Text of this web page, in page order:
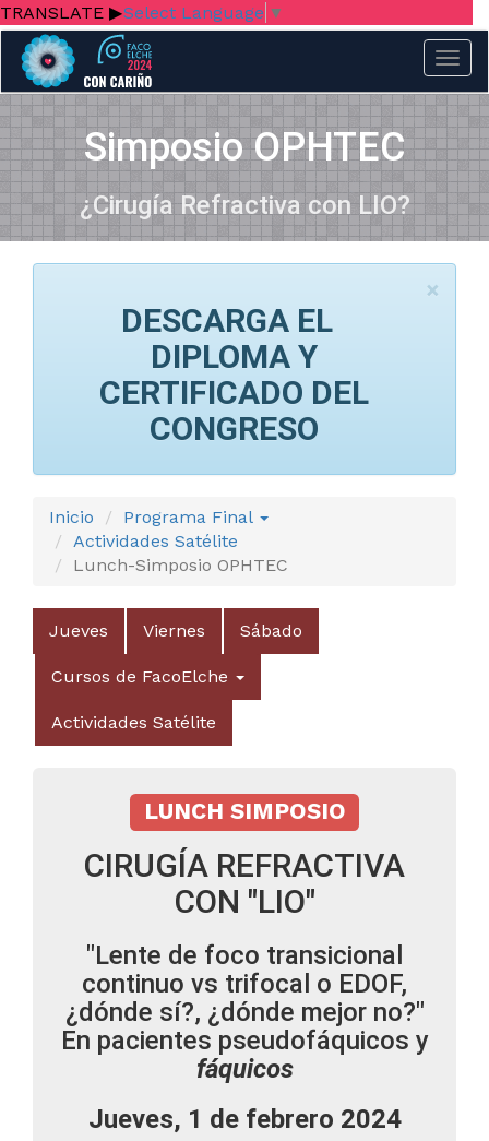
Select Language ▼
Simposio OPHTEC
¿Cirugía Refractiva con LIO?
×
DESCARGA EL
DIPLOMA Y
CERTIFICADO DEL
CONGRESO
Inicio
Programa Final
Actividades Satélite
Lunch-Simposio OPHTEC
Jueves Viernes Sábado
Cursos de FacoElche
Actividades Satélite
LUNCH SIMPOSIO
CIRUGÍA REFRACTIVA
CON "LIO"
"Lente de foco transicional
continuo vs trifocal o EDOF,
¿dónde sí?, ¿dónde mejor no?"
En pacientes pseudofáquicos y
fáquicos
Jueves, 1 de febrero 2024